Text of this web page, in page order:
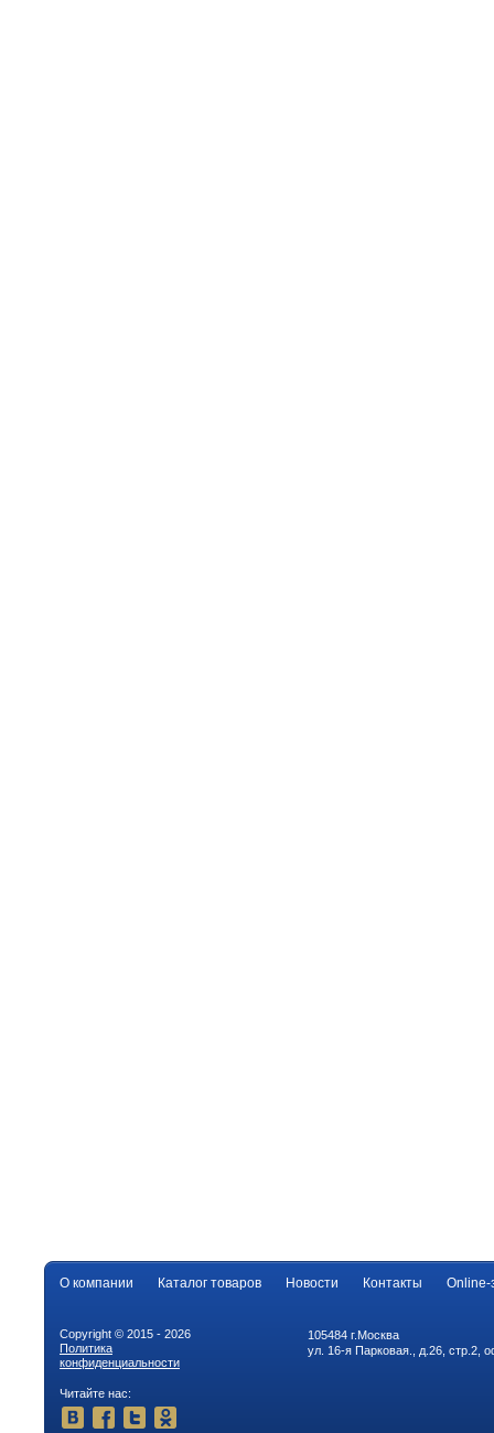
О компании Каталог товаров Новости Контакты Online-
Copyright © 2015 - 2026
Политика
конфиденциальности
Читайте нас:
105484 г.Москва
ул. 16-я Парковая., д.26, стр.2,